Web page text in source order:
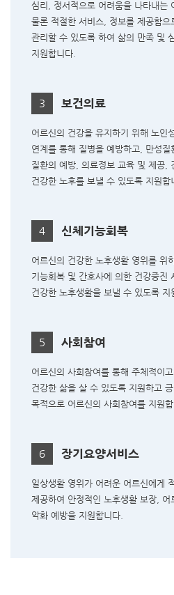
심리, 정서적으로 어려움을 나타내는
물론 적절한 서비스, 정보를 제공함으
관리할 수 있도록 하여 삶의 만족 및
지원합니다.
3 보건의료
어르신의 건강을 유지하기 위해 노인
연계를 통해 질병을 예방하고, 만성
질환의 예방, 의료정보 교육 및 제공,
건강한 노후를 보낼 수 있도록 지원합
4 신체기능회복
어르신의 건강한 노후생활 영위를 위
기능회복 및 간호사에 의한 건강증진
건강한 노후생활을 보낼 수 있도록 지
5 사회참여
어르신의 사회참여를 통해 주체적이
건강한 삶을 살 수 있도록 지원하고
목적으로 어르신의 사회참여를 지원합
6 장기요양서비스
일상생활 영위가 어려운 어르신에게
제공하여 안정적인 노후생활 보장, 어
악화 예방을 지원합니다.